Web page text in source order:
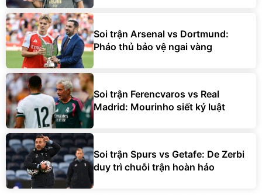
Soi trận Arsenal vs Dortmund:
Pháo thủ bảo vệ ngai vàng
Soi trận Ferencvaros vs Real
Madrid: Mourinho siết kỷ luật
Soi trận Spurs vs Getafe: De Zerbi
duy trì chuỗi trận hoàn hảo